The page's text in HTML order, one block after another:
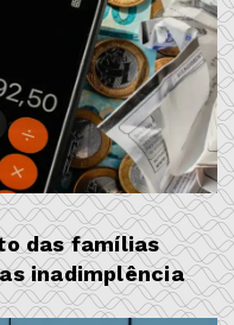
das famílias
inadimplência